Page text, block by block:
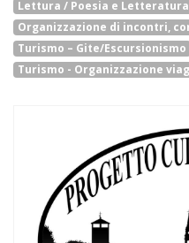
Lettura / Poesia e Letteratura
Organizzazione di incontri,
Turismo – Gite/Escursionismo
Turismo - Organizzazione